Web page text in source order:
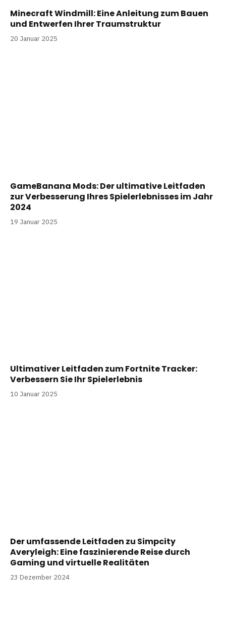
Minecraft Windmill: Eine Anleitung zum Bauen
und Entwerfen Ihrer Traumstruktur
20 Januar 2025
GameBanana Mods: Der ultimative Leitfaden
zur Verbesserung Ihres Spielerlebnisses im Jahr
2024
19 Januar 2025
Ultimativer Leitfaden zum Fortnite Tracker:
Verbessern Sie Ihr Spielerlebnis
10 Januar 2025
Der umfassende Leitfaden zu Simpcity
Averyleigh: Eine faszinierende Reise durch
Gaming und virtuelle Realitäten
23 Dezember 2024